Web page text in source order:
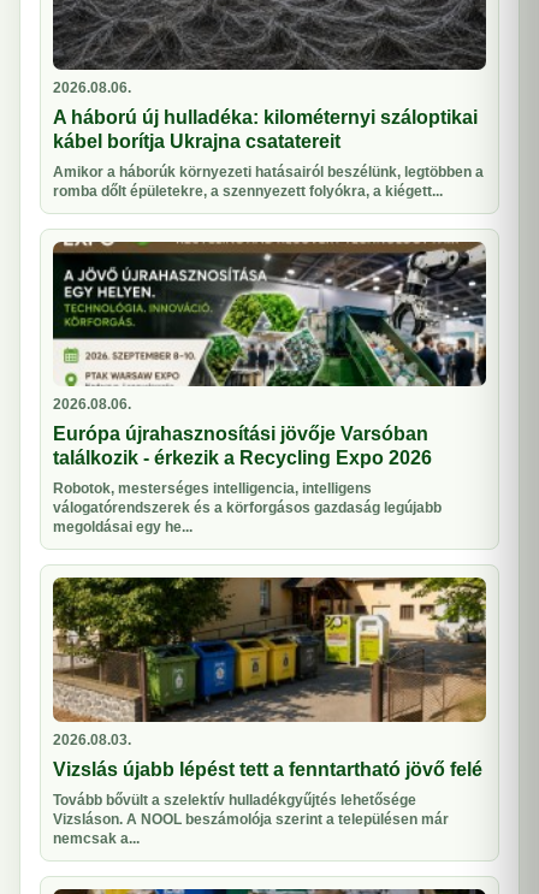
2026.08.06.
A háború új hulladéka: kilométernyi száloptikai
kábel borítja Ukrajna csatatereit
Amikor a háborúk környezeti hatásairól beszélünk, legtöbben a
romba dőlt épületekre, a szennyezett folyókra, a kiégett...
2026.08.06.
Európa újrahasznosítási jövője Varsóban
találkozik - érkezik a Recycling Expo 2026
Robotok, mesterséges intelligencia, intelligens
válogatórendszerek és a körforgásos gazdaság legújabb
megoldásai egy he...
2026.08.03.
Vizslás újabb lépést tett a fenntartható jövő felé
Tovább bővült a szelektív hulladékgyűjtés lehetősége
Vizsláson. A NOOL beszámolója szerint a településen már
nemcsak a...